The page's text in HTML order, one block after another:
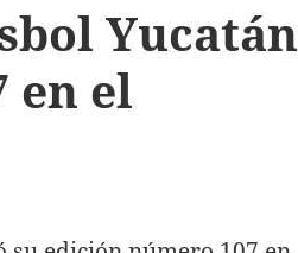
Yucatán
en el